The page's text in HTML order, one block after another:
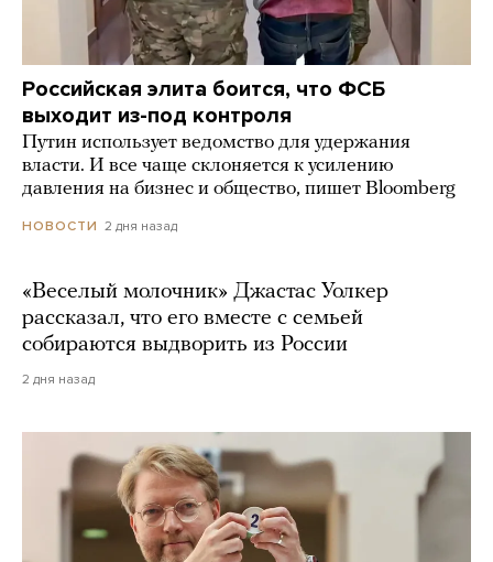
Российская элита боится, что ФСБ
выходит из-под контроля
Путин использует ведомство для удержания
власти. И все чаще склоняется к усилению
давления на бизнес и общество, пишет Bloomberg
НОВОСТИ 2 дня назад
«Веселый молочник» Джастас Уолкер
рассказал, что его вместе с семьей
собираются выдворить из России
2 дня назад